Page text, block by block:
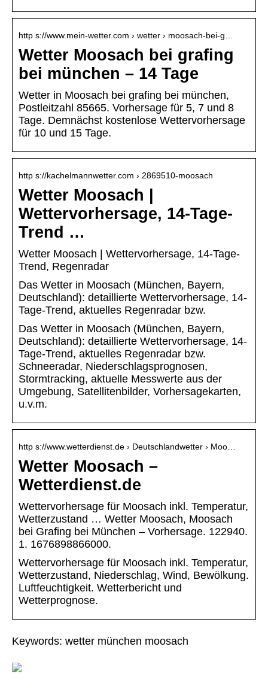
http s://www.mein-wetter.com › wetter › moosach-bei-g…
Wetter Moosach bei grafing
bei münchen – 14 Tage
Wetter in Moosach bei grafing bei münchen,
Postleitzahl 85665. Vorhersage für 5, 7 und 8
Tage. Demnächst kostenlose Wettervorhersage
für 10 und 15 Tage.
http s://kachelmannwetter.com › 2869510-moosach
Wetter Moosach |
Wettervorhersage, 14-Tage-
Trend …
Wetter Moosach | Wettervorhersage, 14-Tage-
Trend, Regenradar
Das Wetter in Moosach (München, Bayern,
Deutschland): detaillierte Wettervorhersage, 14-
Tage-Trend, aktuelles Regenradar bzw.
Das Wetter in Moosach (München, Bayern,
Deutschland): detaillierte Wettervorhersage, 14-
Tage-Trend, aktuelles Regenradar bzw.
Schneeradar, Niederschlagsprognosen,
Stormtracking, aktuelle Messwerte aus der
Umgebung, Satellitenbilder, Vorhersagekarten,
u.v.m.
http s://www.wetterdienst.de › Deutschlandwetter › Moo…
Wetter Moosach –
Wetterdienst.de
Wettervorhersage für Moosach inkl. Temperatur,
Wetterzustand … Wetter Moosach, Moosach
bei Grafing bei München – Vorhersage. 122940.
1. 1676898866000.
Wettervorhersage für Moosach inkl. Temperatur,
Wetterzustand, Niederschlag, Wind, Bewölkung.
Luftfeuchtigkeit. Wetterbericht und
Wetterprognose.
Keywords: wetter münchen moosach